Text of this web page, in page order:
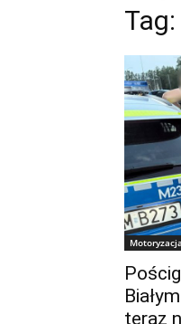
Motoryzacja
teraz